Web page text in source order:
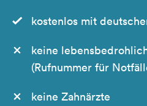
kostenlos mit
keine
(Rufnummer für
keine Zahnärzte